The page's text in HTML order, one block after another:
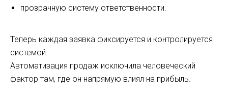
прозрачную систему ответственности.
Теперь каждая заявка фиксируется и контролируется
системой.
Автоматизация продаж исключила человеческий
фактор там, где он напрямую влиял на прибыль.